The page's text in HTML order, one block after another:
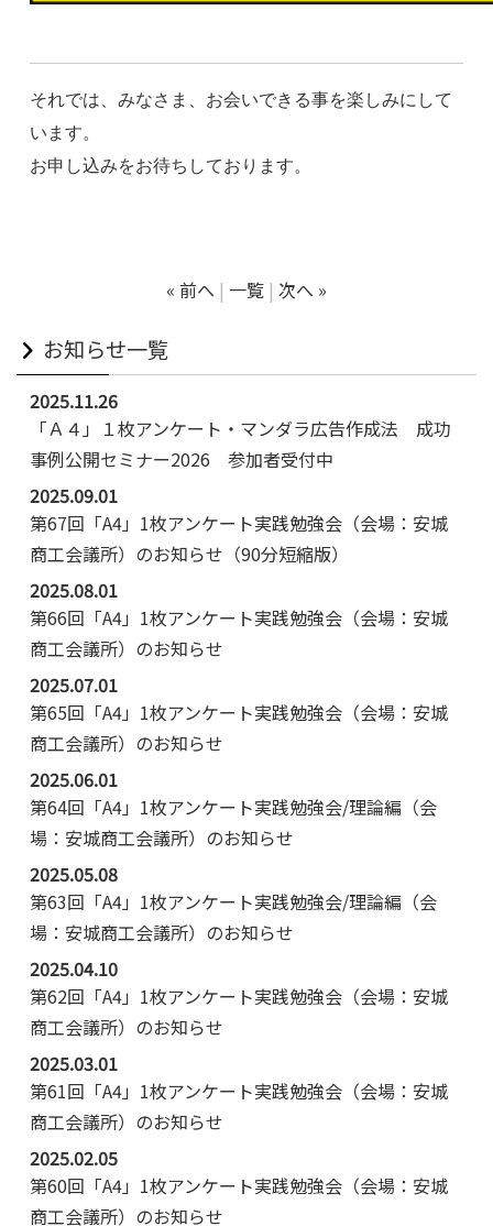
それでは、みなさま、お会いできる事を楽しみにして
います。
お申し込みをお待ちしております。
« 前へ 一覧 次へ »
お知らせ一覧
2025.11.26
「Ａ４」１枚アンケート・マンダラ広告作成法 成功
事例公開セミナー2026 参加者受付中
2025.09.01
第67回「A4」1枚アンケート実践勉強会（会場：安城
商工会議所）のお知らせ（90分短縮版）
2025.08.01
第66回「A4」1枚アンケート実践勉強会（会場：安城
商工会議所）のお知らせ
2025.07.01
第65回「A4」1枚アンケート実践勉強会（会場：安城
商工会議所）のお知らせ
2025.06.01
第64回「A4」1枚アンケート実践勉強会/理論編（会
場：安城商工会議所）のお知らせ
2025.05.08
第63回「A4」1枚アンケート実践勉強会/理論編（会
場：安城商工会議所）のお知らせ
2025.04.10
第62回「A4」1枚アンケート実践勉強会（会場：安城
商工会議所）のお知らせ
2025.03.01
第61回「A4」1枚アンケート実践勉強会（会場：安城
商工会議所）のお知らせ
2025.02.05
第60回「A4」1枚アンケート実践勉強会（会場：安城
商工会議所）のお知らせ